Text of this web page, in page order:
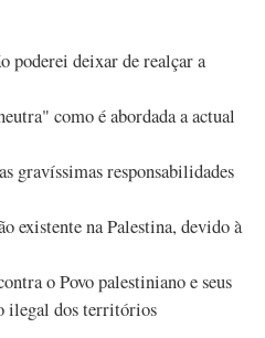
poderei deixar de realçar a
como é abordada a actual
gravíssimas responsabilidades
existente na Palestina, devido à
o Povo palestiniano e seus
ilegal dos territórios